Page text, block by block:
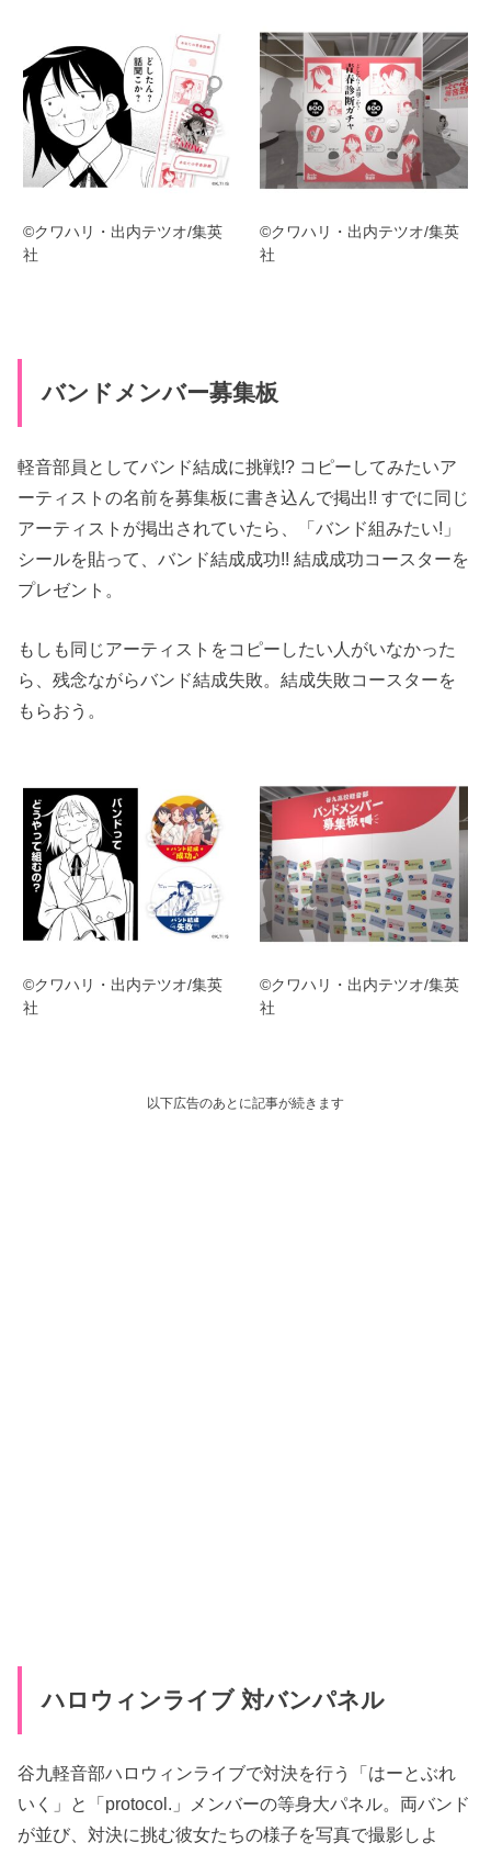
©クワハリ・出内テツオ/集英
社
©クワハリ・出内テツオ/集英
社
バンドメンバー募集板
軽音部員としてバンド結成に挑戦!? コピーしてみたいア
ーティストの名前を募集板に書き込んで掲出!! すでに同じ
アーティストが掲出されていたら、「バンド組みたい!」
シールを貼って、バンド結成成功!! 結成成功コースターを
プレゼント。
もしも同じアーティストをコピーしたい人がいなかった
ら、残念ながらバンド結成失敗。結成失敗コースターを
もらおう。
©クワハリ・出内テツオ/集英
社
©クワハリ・出内テツオ/集英
社
以下広告のあとに記事が続きます
ハロウィンライブ 対バンパネル
谷九軽音部ハロウィンライブで対決を行う「はーとぶれ
いく」と「protocol.」メンバーの等身大パネル。両バンド
が並び、対決に挑む彼女たちの様子を写真で撮影しよ